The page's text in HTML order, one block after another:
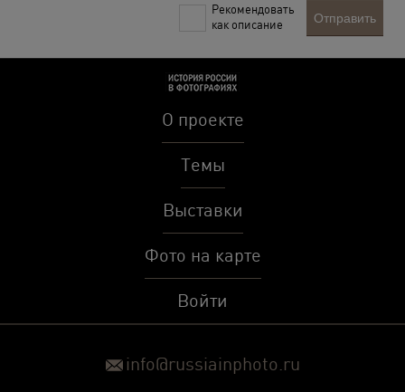
Рекомендовать
как описание
Отправить
О проекте
Темы
Выставки
Фото на карте
Войти
info@russiainphoto.ru